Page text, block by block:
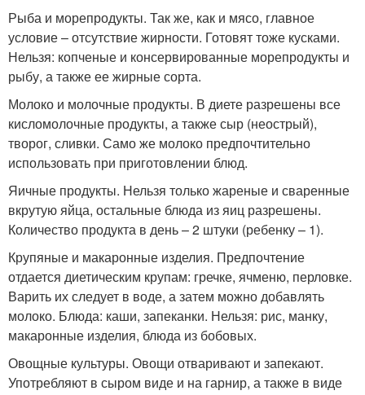
Рыба и морепродукты. Так же, как и мясо, главное
условие – отсутствие жирности. Готовят тоже кусками.
Нельзя: копченые и консервированные морепродукты и
рыбу, а также ее жирные сорта.
Молоко и молочные продукты. В диете разрешены все
кисломолочные продукты, а также сыр (неострый),
творог, сливки. Само же молоко предпочтительно
использовать при приготовлении блюд.
Яичные продукты. Нельзя только жареные и сваренные
вкрутую яйца, остальные блюда из яиц разрешены.
Количество продукта в день – 2 штуки (ребенку – 1).
Крупяные и макаронные изделия. Предпочтение
отдается диетическим крупам: гречке, ячменю, перловке.
Варить их следует в воде, а затем можно добавлять
молоко. Блюда: каши, запеканки. Нельзя: рис, манку,
макаронные изделия, блюда из бобовых.
Овощные культуры. Овощи отваривают и запекают.
Употребляют в сыром виде и на гарнир, а также в виде